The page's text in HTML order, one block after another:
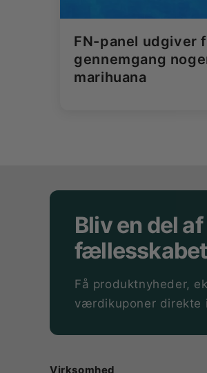
FN-panel udgiver
gennemgang
marihuana
Bliv en del
fællesskabet
Få produktnyheder,
værdikuponer direkte
Virksomhed